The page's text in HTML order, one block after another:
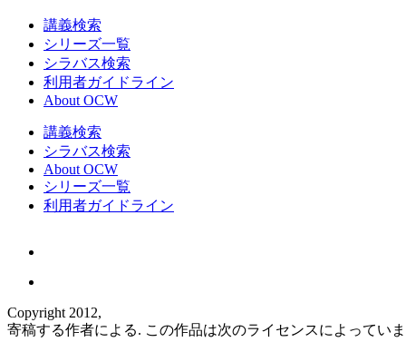
講義検索
シリーズ一覧
シラバス検索
利用者ガイドライン
About OCW
講義検索
シラバス検索
About OCW
シリーズ一覧
利用者ガイドライン
Copyright 2012,
寄稿する作者による. この作品は次のライセンスによってい